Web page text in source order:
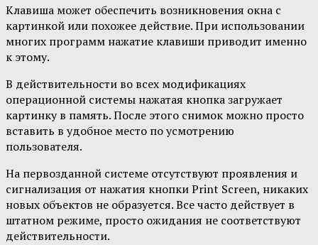
Клавиша может обеспечить возникновения окна с
картинкой или похожее действие. При использовании
многих программ нажатие клавиши приводит именно
к этому.
В действительности во всех модификациях
операционной системы нажатая кнопка загружает
картинку в память. После этого снимок можно просто
вставить в удобное место по усмотрению
пользователя.
На первозданной системе отсутствуют проявления и
сигнализация от нажатия кнопки Print Screen, никаких
новых объектов не образуется. Все часто действует в
штатном режиме, просто ожидания не соответствуют
действительности.